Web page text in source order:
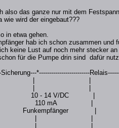
also das ganze nur mit dem
wie wird der eingebaut???
in etwa gehen.
hab ich schon zusammen und
keine Lust auf noch mehr stecker
für die Pumpe drin sind dafür
*-------------------------
- 14 V/DC |
mA |
|